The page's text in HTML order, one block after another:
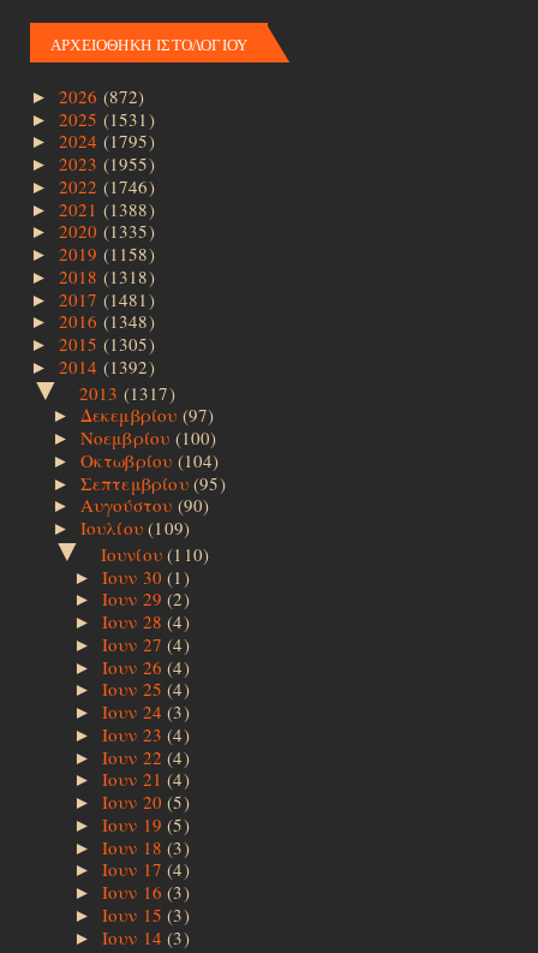
ΑΡΧΕΙΟΘΗΚΗ ΙΣΤΟΛΟΓΙΟΥ
► 2026 (872)
► 2025 (1531)
► 2024 (1795)
► 2023 (1955)
► 2022 (1746)
► 2021 (1388)
► 2020 (1335)
► 2019 (1158)
► 2018 (1318)
► 2017 (1481)
► 2016 (1348)
► 2015 (1305)
► 2014 (1392)
▼ 2013 (1317)
► Δεκεμβρίου (97)
► Νοεμβρίου (100)
► Οκτωβρίου (104)
► Σεπτεμβρίου(95)
► Αυγούστου (90)
► Ιουλίου(109)
▼ Ιουνίου(110)
► Ιουν 30(1)
► Ιουν 29(2)
► Ιουν 28(4)
► Ιουν 27(4)
► Ιουν 26(4)
► Ιουν 25(4)
► Ιουν 24(3)
► Ιουν 23(4)
► Ιουν 22(4)
► Ιουν 21(4)
► Ιουν 20(5)
► Ιουν 19(5)
► Ιουν 18(3)
► Ιουν 17(4)
► Ιουν 16(3)
► Ιουν 15(3)
► Ιουν 14(3)